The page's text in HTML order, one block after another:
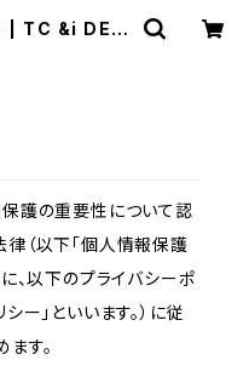
| TC &i DESI
保護の重要性について認
（以下「個人情報保護
、以下のプライバシーポ
ー」といいます。）に従
す。